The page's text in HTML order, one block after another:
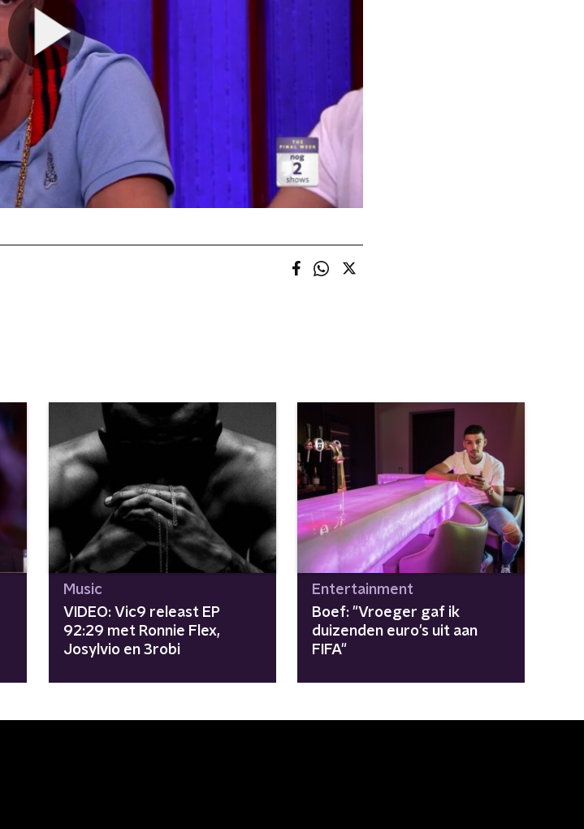
Music
VIDEO: Vic9 releast EP
92:29 met Ronnie Flex,
Josylvio en 3robi
Entertainment
Boef: "Vroeger gaf ik
duizenden euro's uit aan
FIFA"